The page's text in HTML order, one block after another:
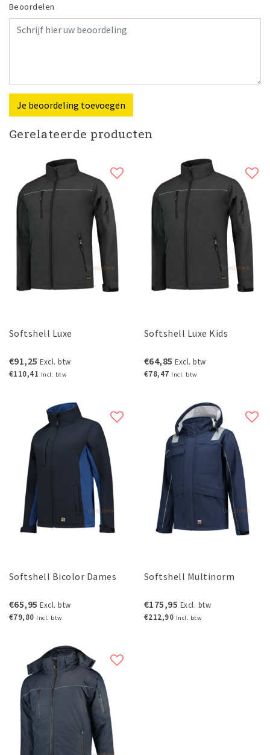
Beoordelen
Je beoordeling toevoegen
Gerelateerde producten
Softshell Luxe
€91,25 Excl. btw
€110,41 Incl. btw
Softshell Luxe Kids
€64,85 Excl. btw
€78,47 Incl. btw
Softshell Bicolor Dames
€65,95 Excl. btw
€79,80 Incl. btw
Softshell Multinorm
€175,95 Excl. btw
€212,90 Incl. btw